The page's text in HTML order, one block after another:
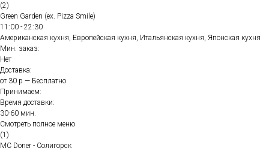
(2)
Green Garden (ex. Pizza Smile)
11:00 - 22:30
Американская кухня, Европейская кухня, Итальянская кухня, Японская кухня
Мин. заказ:
Нет
Доставка:
от 30 р — Бесплатно
Принимаем:
Время доставки:
30-60 мин.
Смотреть полное меню
(1)
MC Doner - Солигорск